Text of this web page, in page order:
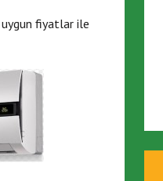
fiyatlar ile